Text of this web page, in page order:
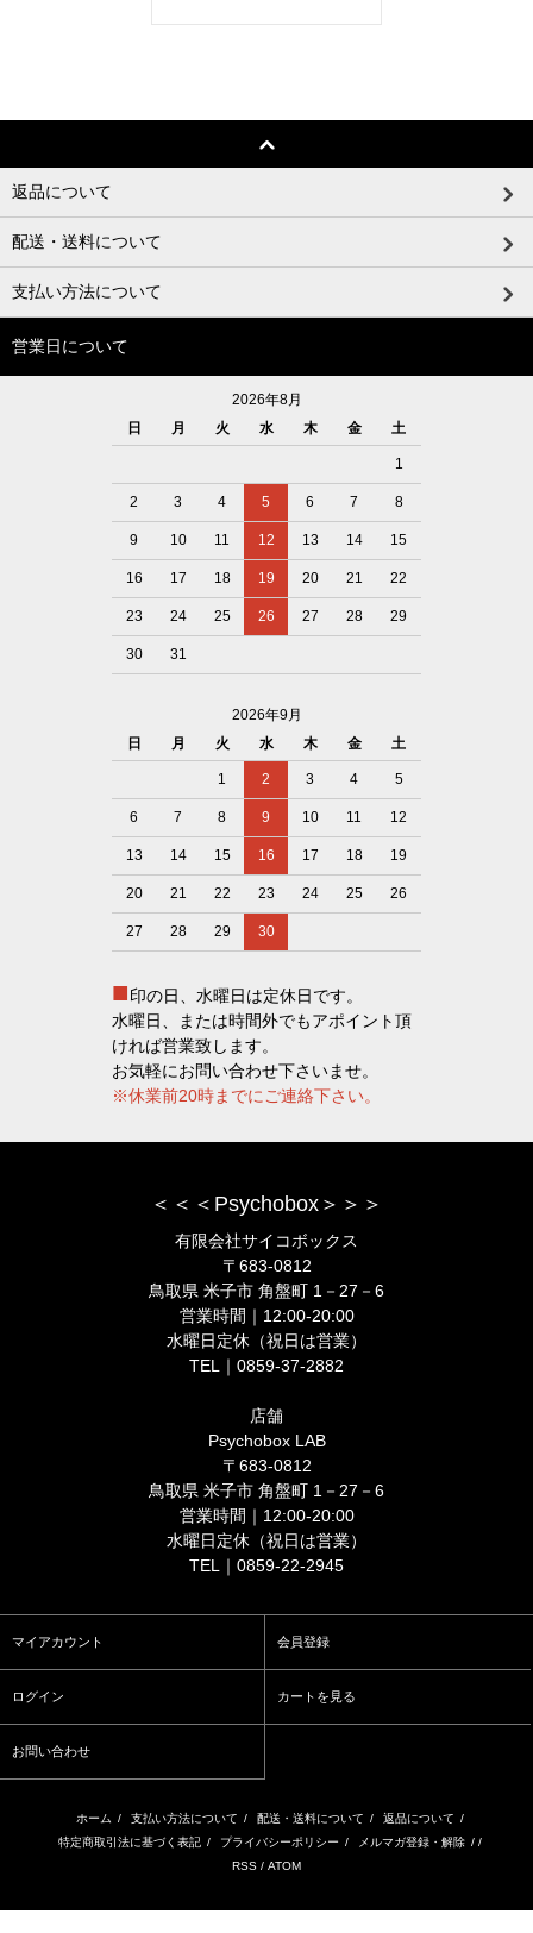
返品について
配送・送料について
支払い方法について
営業日について
2026年8月
日
月 火 水 木 金 土
1
2 3 4 5 6 7 8
9 10 11 12 13 14 15
16 17 18 19 20 21 22
23 24 25 26 27 28 29
30 31
2026年9月
日
月 火 水 木 金 土
1 2 3 4 5
6 7 8 9 10 11 12
13 14 15 16 17 18 19
20 21 22 23 24 25 26
27 28 29 30
■印の日、水曜日は定休日です。
水曜日、または時間外でもアポイント頂
ければ営業致します。
お気軽にお問い合わせ下さいませ。
※休業前20時までにご連絡下さい。
＜＜＜Psychobox＞＞＞
有限会社サイコボックス
〒683-0812
鳥取県 米子市 角盤町 1－27－6
営業時間｜12:00-20:00
水曜日定休（祝日は営業）
TEL｜0859-37-2882
店舗
Psychobox LAB
〒683-0812
鳥取県 米子市 角盤町 1－27－6
営業時間｜12:00-20:00
水曜日定休（祝日は営業）
TEL｜0859-22-2945
マイアカウント 会員登録
ログイン カートを見る
お問い合わせ
ホーム / 支払い方法について / 配送・送料について / 返品について /
特定商取引法に基づく表記 / プライバシーポリシー / メルマガ登録・解除 / /
RSS / ATOM